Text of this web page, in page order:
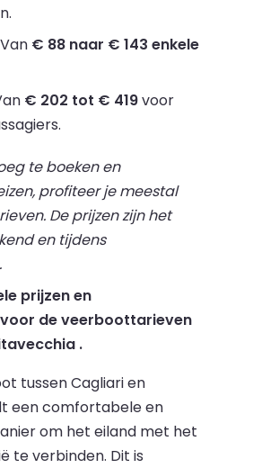
€ 88 naar € 143 enkele
€ 202 tot € 419voor
te boeken en
profiteer je meestal
De prijzen zijn het
en tijdens
prijzen en
de veerboottarieven
.
tussen Cagliari en
een comfortabele en
om het eiland met het
te verbinden. Dit is